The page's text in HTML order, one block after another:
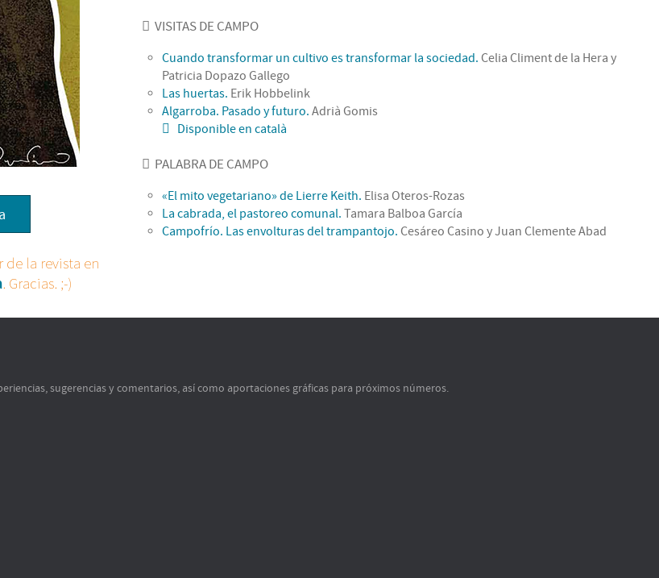
de la revista en
. Gracias. ;-)
VISITAS DE CAMPO
Cuando transformar un cultivo es transformar la sociedad. Celia Climent de la Hera y
Patricia Dopazo Gallego
Las huertas. Erik Hobbelink
Algarroba. Pasado y futuro. Adrià Gomis
Disponible en català
PALABRA DE CAMPO
«El mito vegetariano» de Lierre Keith. Elisa Oteros-Rozas
La cabrada, el pastoreo comunal. Tamara Balboa García
Campofrío. Las envolturas del trampantojo. Cesáreo Casino y Juan Clemente Abad
sugerencias y comentarios, así como aportaciones gráficas para próximos números.